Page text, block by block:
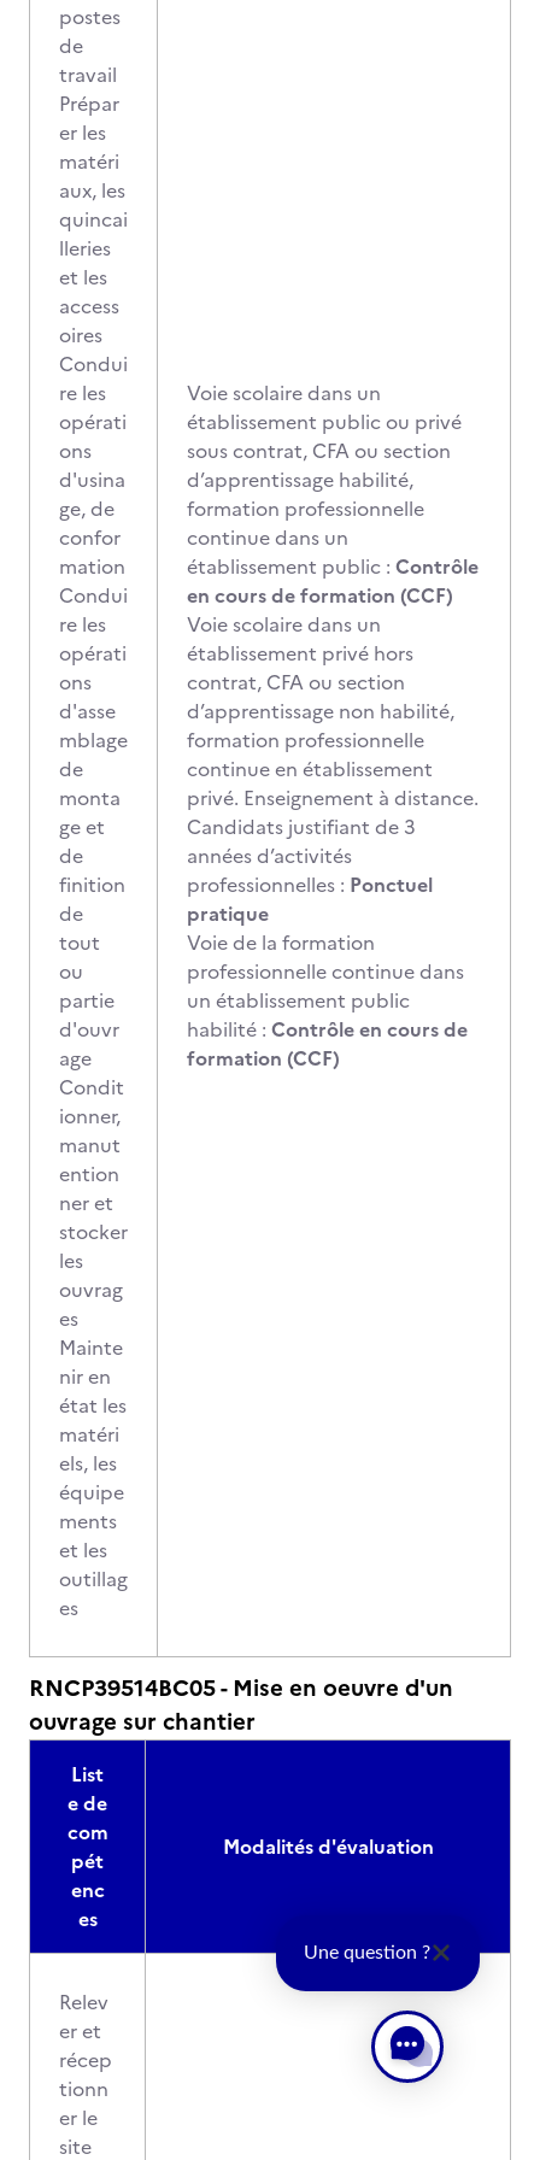
postes
de
travail
Prépar
er les
matéri
aux, les
quincai
lleries
et les
access
oires
Condui
re les
opérati
ons
d'usina
ge, de
confor
mation
Condui
re les
opérati
ons
d'asse
mblage
de
monta
ge et
de
finition
de
tout
ou
partie
d'ouvr
age
Condit
ionner,
manut
ention
ner et
stocker
les
ouvrag
es
Mainte
nir en
état les
matéri
els, les
équipe
ments
et les
outillag
es
Voie scolaire dans un
établissement public ou privé
sous contrat, CFA ou section
d’apprentissage habilité,
formation professionnelle
continue dans un
établissement public : Contrôle
en cours de formation (CCF)
Voie scolaire dans un
établissement privé hors
contrat, CFA ou section
d’apprentissage non habilité,
formation professionnelle
continue en établissement
privé. Enseignement à distance.
Candidats justifiant de 3
années d’activités
professionnelles : Ponctuel
pratique
Voie de la formation
professionnelle continue dans
un établissement public
habilité : Contrôle en cours de
formation (CCF)
RNCP39514BC05 - Mise en oeuvre d'un
ouvrage sur chantier
List
e de
com
pét
enc
es
Modalités d'évaluation
Relev
er et
récep
tionn
er le
site
Une question ?